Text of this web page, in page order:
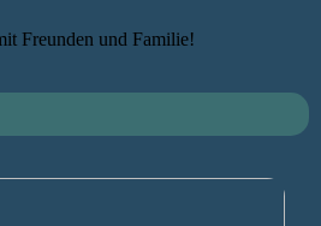
Freunden und Familie!